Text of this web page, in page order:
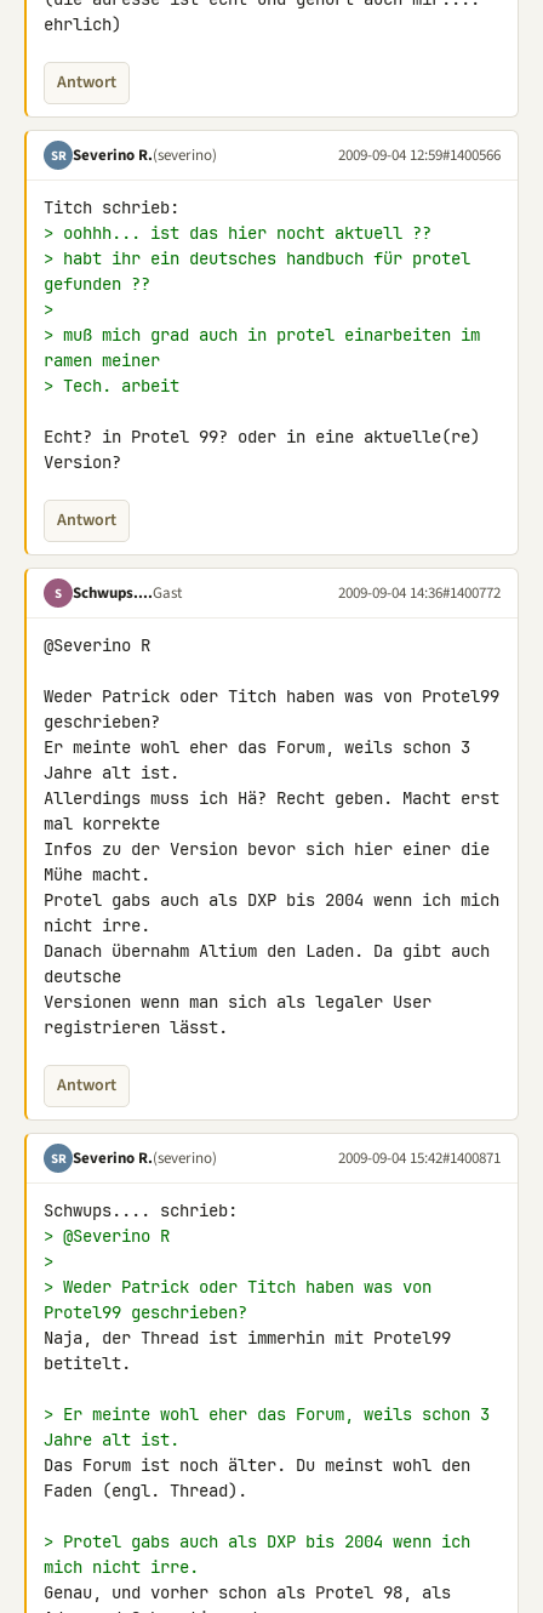
ehrlich)
Antwort
SR Severino R.(severino) 2009-09-04 12:59#1400566
> oohhh... ist das hier nocht aktuell ??
> habt ihr ein deutsches handbuch für protel
gefunden ??
>
> muß mich grad auch in protel einarbeiten im
ramen meiner
> Tech. arbeit
Echt? in Protel 99? oder in eine aktuelle(re)
Version?
Antwort
S Schwups....Gast 2009-09-04 14:36#1400772
@Severino R
Weder Patrick oder Titch haben was von Protel99
geschrieben?
Er meinte wohl eher das Forum, weils schon 3
Jahre alt ist.
Allerdings muss ich Hä? Recht geben. Macht erst
mal korrekte
Infos zu der Version bevor sich hier einer die
Mühe macht.
Protel gabs auch als DXP bis 2004 wenn ich mich
nicht irre.
Danach übernahm Altium den Laden. Da gibt auch
deutsche
Versionen wenn man sich als legaler User
registrieren lässt.
Antwort
SR Severino R.(severino) 2009-09-04 15:42#1400871
> @Severino R
>
> Weder Patrick oder Titch haben was von
Protel99 geschrieben?
Naja, der Thread ist immerhin mit Protel99
betitelt.
> Er meinte wohl eher das Forum, weils schon 3
Jahre alt ist.
Das Forum ist noch älter. Du meinst wohl den
Faden (engl. Thread).
> Protel gabs auch als DXP bis 2004 wenn ich
mich nicht irre.
Genau, und vorher schon als Protel 98, als